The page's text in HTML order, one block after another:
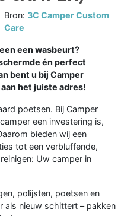
Bron: 3C Camper Custom
Care
een wasbeurt?
én perfect
bent u bij Camper
het juiste adres!
poetsen. Bij Camper
een investering is,
bieden wij een
tot een verbluffende,
Uw camper in
polijsten, poetsen en
als nieuw schittert – pakken